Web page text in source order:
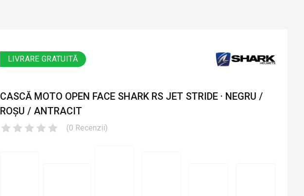
LIVRARE GRATUITĂ
CASCĂ MOTO OPEN FACE SHARK RS JET STRIDE · NEGRU /
ROȘU / ANTRACIT
(0 Recenzii)